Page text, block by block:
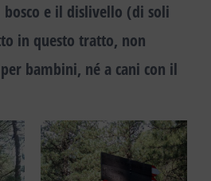
e il dislivello (di soli
in questo tratto, non
bambini, né a cani con il